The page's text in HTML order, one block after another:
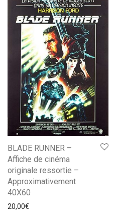
BLADE RUNNER –
Affiche de cinéma
originale ressortie –
Approximativement
40X60
20,00€